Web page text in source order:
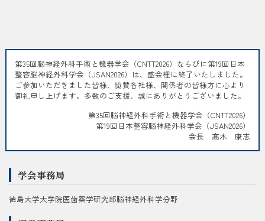
第35回脳神経外科手術と機器学会（CNTT2026）ならびに第19回日本
整容脳神経外科学会（JSAN2026）は、盛会裡に終了いたしました。
ご参加いただきました皆様、協賛各社様、関係者の皆様方に心より
御礼申し上げます。多数のご支援、誠にありがとうございました。
第35回脳神経外科手術と機器学会（CNTT2026）
第19回日本整容脳神経外科学会（JSAN2026）
会長 髙木 康志
学会事務局
徳島大学大学院医歯薬学研究部脳神経外科学分野